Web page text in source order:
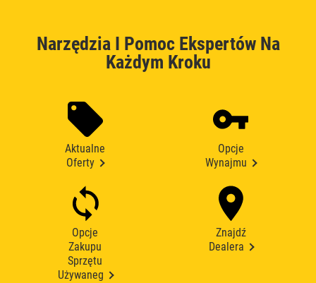
Narzędzia I Pomoc Ekspertów Na
Każdym Kroku
Aktualne
Oferty
Opcje
Wynajmu
Opcje
Zakupu
Sprzętu
Używaneg
Znajdź
Dealera